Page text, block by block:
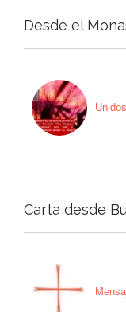
Desde el
Carta desde